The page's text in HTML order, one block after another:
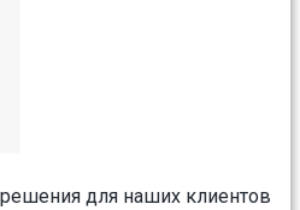
для наших клиентов